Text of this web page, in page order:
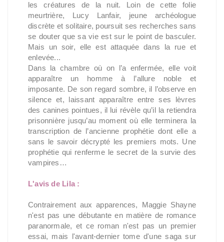
les créatures de la nuit. Loin de cette folie
meurtrière, Lucy Lanfair, jeune archéologue
discrète et solitaire, poursuit ses recherches sans
se douter que sa vie est sur le point de basculer.
Mais un soir, elle est attaquée dans la rue et
enlevée...
Dans la chambre où on l’a enfermée, elle voit
apparaître un homme à l’allure noble et
imposante. De son regard sombre, il l’observe en
silence et, laissant apparaître entre ses lèvres
des canines pointues, il lui révèle qu’il la retiendra
prisonnière jusqu’au moment où elle terminera la
transcription de l’ancienne prophétie dont elle a
sans le savoir décrypté les premiers mots. Une
prophétie qui renferme le secret de la survie des
vampires…
L'avis de Lila :
Contrairement aux apparences, Maggie Shayne
n'est pas une débutante en matière de romance
paranormale, et ce roman n'est pas un premier
essai, mais l'avant-dernier tome d'une saga sur